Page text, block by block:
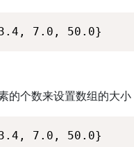
7.0, 50.0}
个数来设置数组的大小
7.0, 50.0}